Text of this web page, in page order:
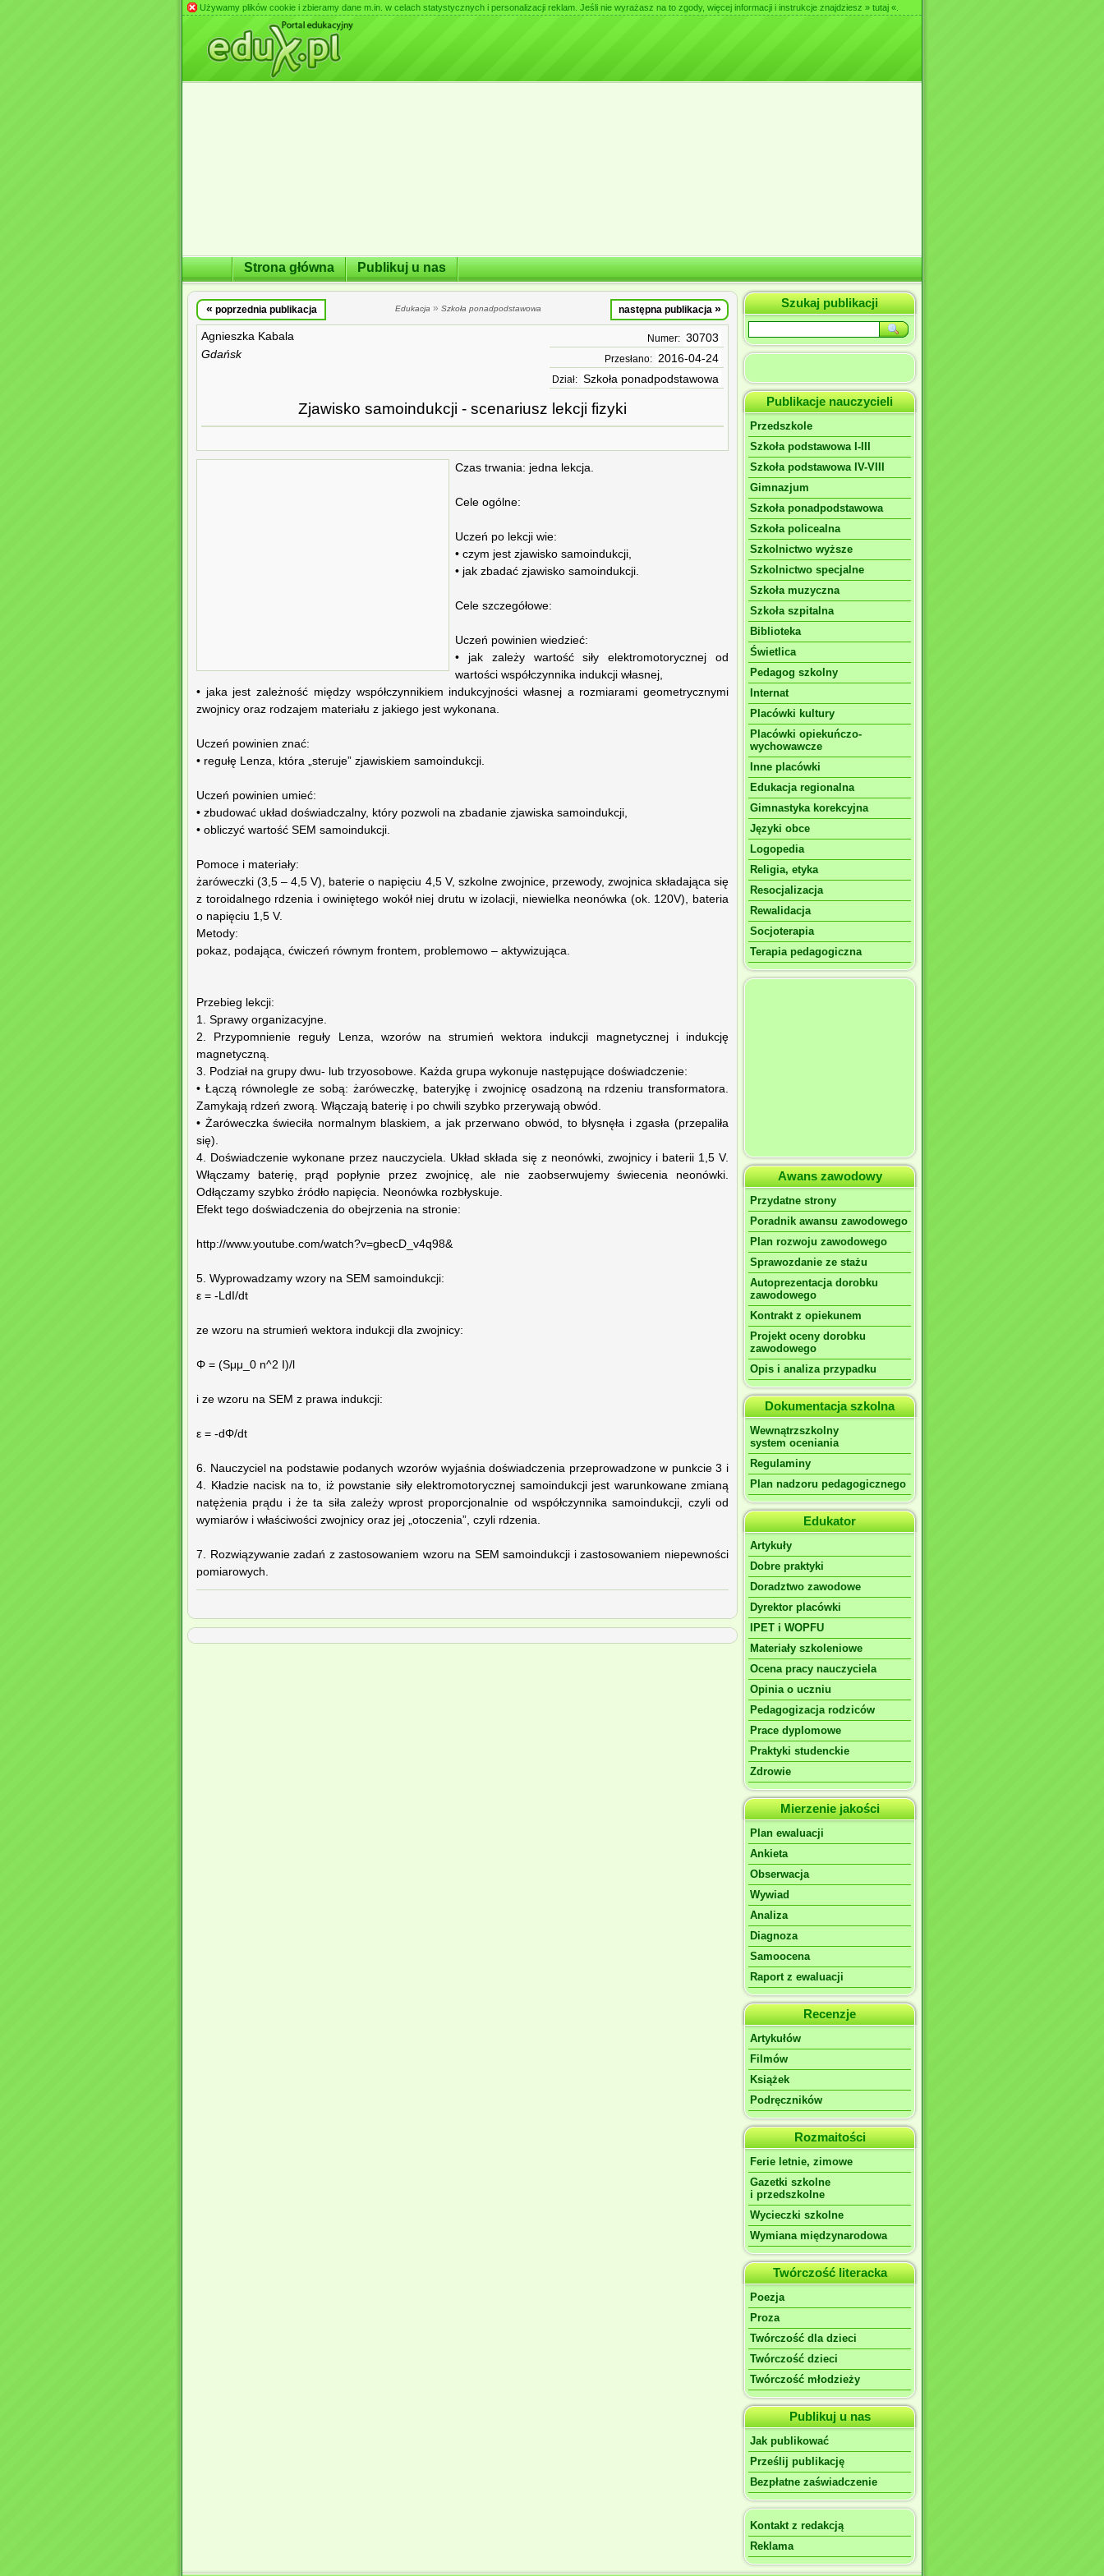
Używamy plików cookie i zbieramy dane m.in. w celach statystycznych i personalizacji reklam. Jeśli nie wyrażasz na to zgody, więcej informacji i instrukcje znajdziesz » tutaj «
Strona główna Publikuj u nas
« poprzednia publikacja Edukacja » Szkoła ponadpodstawowa następna publikacja »
Agnieszka Kabala
Gdańsk
Numer: 30703
Przesłano: 2016-04-24
Dział: Szkoła ponadpodstawowa
Zjawisko samoindukcji - scenariusz lekcji fizyki
Czas trwania: jedna lekcja.
Cele ogólne:
Uczeń po lekcji wie:
• czym jest zjawisko samoindukcji,
• jak zbadać zjawisko samoindukcji.
Cele szczegółowe:
Uczeń powinien wiedzieć:
• jak zależy wartość siły elektromotorycznej od
wartości współczynnika indukcji własnej,
• jaka jest zależność między współczynnikiem indukcyjności własnej a rozmiarami geometrycznymi
zwojnicy oraz rodzajem materiału z jakiego jest wykonana.
Uczeń powinien znać:
• regułę Lenza, która „steruje” zjawiskiem samoindukcji.
Uczeń powinien umieć:
• zbudować układ doświadczalny, który pozwoli na zbadanie zjawiska samoindukcji,
• obliczyć wartość SEM samoindukcji.
Pomoce i materiały:
żaróweczki (3,5 – 4,5 V), baterie o napięciu 4,5 V, szkolne zwojnice, przewody, zwojnica składająca się
z toroidalnego rdzenia i owiniętego wokół niej drutu w izolacji, niewielka neonówka (ok. 120V), bateria
o napięciu 1,5 V.
Metody:
pokaz, podająca, ćwiczeń równym frontem, problemowo – aktywizująca.
Przebieg lekcji:
1. Sprawy organizacyjne.
2. Przypomnienie reguły Lenza, wzorów na strumień wektora indukcji magnetycznej i indukcję
magnetyczną.
3. Podział na grupy dwu- lub trzyosobowe. Każda grupa wykonuje następujące doświadczenie:
• Łączą równolegle ze sobą: żaróweczkę, bateryjkę i zwojnicę osadzoną na rdzeniu transformatora.
Zamykają rdzeń zworą. Włączają baterię i po chwili szybko przerywają obwód.
• Żaróweczka świeciła normalnym blaskiem, a jak przerwano obwód, to błysnęła i zgasła (przepaliła
się).
4. Doświadczenie wykonane przez nauczyciela. Układ składa się z neonówki, zwojnicy i baterii 1,5 V.
Włączamy baterię, prąd popłynie przez zwojnicę, ale nie zaobserwujemy świecenia neonówki.
Odłączamy szybko źródło napięcia. Neonówka rozbłyskuje.
Efekt tego doświadczenia do obejrzenia na stronie:
http://www.youtube.com/watch?v=gbecD_v4q98&
5. Wyprowadzamy wzory na SEM samoindukcji:
ε = -LdI/dt
ze wzoru na strumień wektora indukcji dla zwojnicy:
Φ = (Sμμ_0 n^2 I)/l
i ze wzoru na SEM z prawa indukcji:
ε = -dΦ/dt
6. Nauczyciel na podstawie podanych wzorów wyjaśnia doświadczenia przeprowadzone w punkcie 3 i
4. Kładzie nacisk na to, iż powstanie siły elektromotorycznej samoindukcji jest warunkowane zmianą
natężenia prądu i że ta siła zależy wprost proporcjonalnie od współczynnika samoindukcji, czyli od
wymiarów i właściwości zwojnicy oraz jej „otoczenia”, czyli rdzenia.
7. Rozwiązywanie zadań z zastosowaniem wzoru na SEM samoindukcji i zastosowaniem niepewności
pomiarowych.
Szukaj publikacji
Publikacje nauczycieli
Przedszkole
Szkoła podstawowa I-III
Szkoła podstawowa IV-VIII
Gimnazjum
Szkoła ponadpodstawowa
Szkoła policealna
Szkolnictwo wyższe
Szkolnictwo specjalne
Szkoła muzyczna
Szkoła szpitalna
Biblioteka
Świetlica
Pedagog szkolny
Internat
Placówki kultury
Placówki opiekuńczo-
wychowawcze
Inne placówki
Edukacja regionalna
Gimnastyka korekcyjna
Języki obce
Logopedia
Religia, etyka
Resocjalizacja
Rewalidacja
Socjoterapia
Terapia pedagogiczna
Awans zawodowy
Przydatne strony
Poradnik awansu zawodowego
Plan rozwoju zawodowego
Sprawozdanie ze stażu
Autoprezentacja dorobku
zawodowego
Kontrakt z opiekunem
Projekt oceny dorobku
zawodowego
Opis i analiza przypadku
Dokumentacja szkolna
Wewnątrzszkolny
system oceniania
Regulaminy
Plan nadzoru pedagogicznego
Edukator
Artykuły
Dobre praktyki
Doradztwo zawodowe
Dyrektor placówki
IPET i WOPFU
Materiały szkoleniowe
Ocena pracy nauczyciela
Opinia o uczniu
Pedagogizacja rodziców
Prace dyplomowe
Praktyki studenckie
Zdrowie
Mierzenie jakości
Plan ewaluacji
Ankieta
Obserwacja
Wywiad
Analiza
Diagnoza
Samoocena
Raport z ewaluacji
Recenzje
Artykułów
Filmów
Książek
Podręczników
Rozmaitości
Ferie letnie, zimowe
Gazetki szkolne
i przedszkolne
Wycieczki szkolne
Wymiana międzynarodowa
Twórczość literacka
Poezja
Proza
Twórczość dla dzieci
Twórczość dzieci
Twórczość młodzieży
Publikuj u nas
Jak publikować
Prześlij publikację
Bezpłatne zaświadczenie
Kontakt z redakcją
Reklama